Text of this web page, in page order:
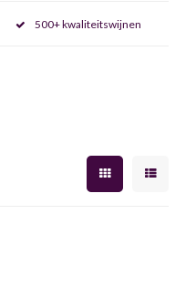
500+ kwaliteitswijnen